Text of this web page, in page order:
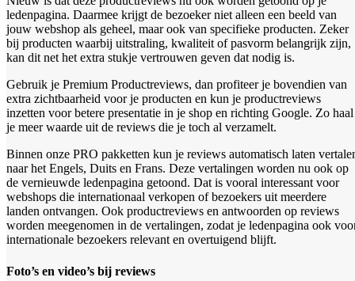
ledenpagina. Daarmee krijgt de bezoeker niet alleen een beeld van
jouw webshop als geheel, maar ook van specifieke producten. Zeker
bij producten waarbij uitstraling, kwaliteit of pasvorm belangrijk zijn,
kan dit net het extra stukje vertrouwen geven dat nodig is.
Gebruik je Premium Productreviews, dan profiteer je bovendien van
extra zichtbaarheid voor je producten en kun je productreviews
inzetten voor betere presentatie in je shop en richting Google. Zo haal
je meer waarde uit de reviews die je toch al verzamelt.
Binnen onze PRO pakketten kun je reviews automatisch laten
naar het Engels, Duits en Frans. Deze vertalingen worden nu ook op
de vernieuwde ledenpagina getoond. Dat is vooral interessant voor
webshops die internationaal verkopen of bezoekers uit meerdere
landen ontvangen. Ook productreviews en antwoorden op reviews
worden meegenomen in de vertalingen, zodat je ledenpagina ook
internationale bezoekers relevant en overtuigend blijft.
Foto’s en video’s bij reviews